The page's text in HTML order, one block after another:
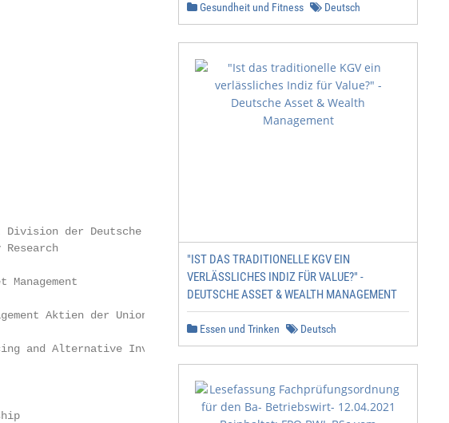
der Deutsche Bank AG):
Research
Management
Aktien der Union Investment Gruppe
and Alternative Investments“ der Deka Gruppe
Gesundheit und Fitness Deutsch
"IST DAS TRADITIONELLE KGV EIN
VERLÄSSLICHES INDIZ FÜR VALUE?" -
DEUTSCHE ASSET & WEALTH MANAGEMENT
Essen und Trinken Deutsch